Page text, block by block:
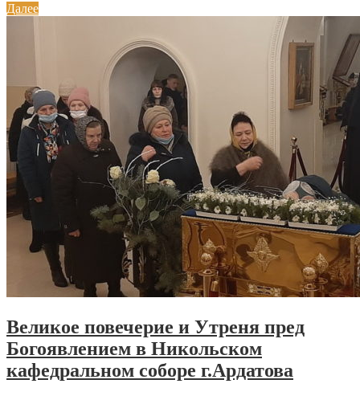
Далее
Великое повечерие и Утреня пред
Богоявлением в Никольском
кафедральном соборе г.Ардатова